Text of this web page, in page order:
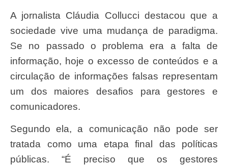
A jornalista Cláudia Collucci destacou que a
sociedade vive uma mudança de paradigma.
Se no passado o problema era a falta de
informação, hoje o excesso de conteúdos e a
circulação de informações falsas representam
um dos maiores desafios para gestores e
comunicadores.
Segundo ela, a comunicação não pode ser
tratada como uma etapa final das políticas
públicas. “É preciso que os gestores